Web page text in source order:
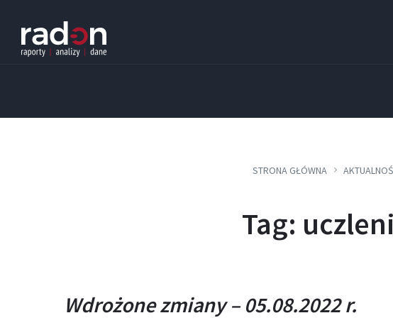
content
main
navigation
footer
STRONA GŁÓWNA
Tag:
Wdrożone zmiany – 05.08.2022 r.